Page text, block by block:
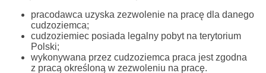
pracodawca uzyska zezwolenie na pracę dla danego
cudzoziemca;
cudzoziemiec posiada legalny pobyt na terytorium
Polski;
wykonywana przez cudzoziemca praca jest zgodna
z pracą określoną w zezwoleniu na pracę.